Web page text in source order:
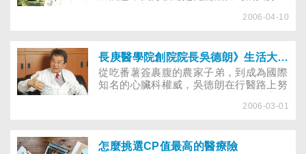
魔，而以自在的步調，品嚐新生活的美
2006-04-10
長庚醫學院創院院長吳德朗》生活大師，淬鍊醇郁人生
從吃番薯簽裹腹的農家子弟，到成為國際
知名的心臟科權威，吳德朗在行醫路上努
歷練與營造寫意生活的態度，讓這位被譽
的紅酒香。
2006-03-01
怎麼挑選CP值最高的醫療險